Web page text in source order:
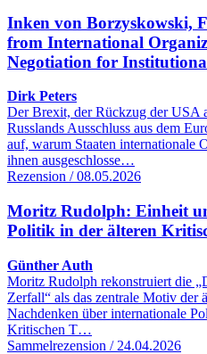
Inken von Borzyskowski,
from International
Negotiation for
Dirk Peters
Der Brexit, der Rückzug der USA
Russlands Ausschluss aus dem
auf, warum Staaten internationale
ihnen ausgeschlosse…
Rezension / 08.05.2026
Moritz Rudolph: Einheit
Politik in der älteren
Günther Auth
Moritz Rudolph rekonstruiert die
Zerfall“ als das zentrale Motiv der
Nachdenken über internationale
Kritischen T…
Sammelrezension / 24.04.2026